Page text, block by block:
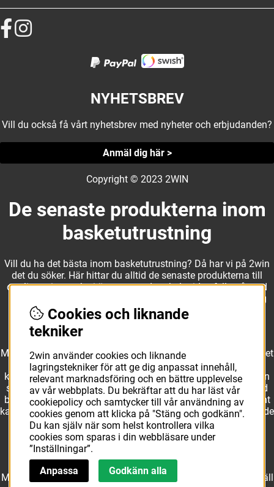
NYHETSBREV
Vill du också få vårt nyhetsbrev med nyheter och erbjudanden?
Anmäl dig här >
Copyright © 2023 2WIN
De senaste produkterna inom
basketutrustning
Vill du ha det bästa inom basketutrustning? Då har vi på 2win
det du söker. Här hittar du alltid de senaste produkterna till
otroliga priser, och vi är noga med att hela tiden fylla på med
nyheter i webbshopen. Det gör oss till ett naturligt val för dig
som vill ha utrustning som överträffar alla andra märken.
Med ett av Sveriges största kläd- och skosortiment inom basket
kan vi erbjuda allt som du eller din klubb behöver. Välj ut
kvalitativa basketbollar och basketskor från välkända märken
som Molten, Nike, Adidas och Spalding och komplettera med
basketkläder från Jordan. I vårt breda och prisvärda sortiment
kan vi erbjuda matchkläder som ger maximal rörelsefrihet, både
på och utanför planen. Oavsett vad du behöver för
basketutrustning kan du vara säker på att hitta den här.
Med över 10 års erfarenhet av branschen kan vi vår sak. Beställ
Cookies och liknande
tekniker
2win använder cookies och liknande
lagringstekniker för att ge dig anpassat innehåll,
relevant marknadsföring och en bättre upplevelse
av vår webbplats. Du bekräftar att du har läst vår
cookiepolicy och samtycker till vår användning av
cookies genom att klicka på "Stäng och godkänn".
Du kan själv när som helst kontrollera vilka
cookies som sparas i din webbläsare under
”Inställningar”.
Anpassa
Godkänn alla